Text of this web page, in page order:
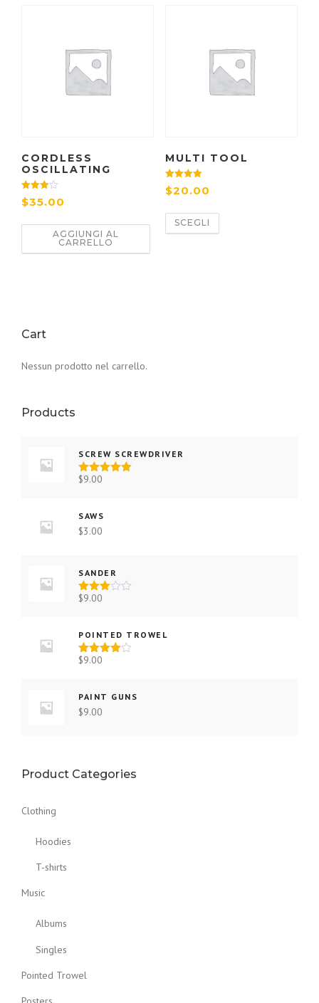
CORDLESS
OSCILLATING
Valutato
4.00
$35.00
AGGIUNGI AL
CARRELLO
MULTI TOOL
Valutato
4.33
$20.00
SCEGLI
Cart
Nessun prodotto nel carrello.
Products
SCREW SCREWDRIVER
Valutato
$9.00
SAWS
$3.00
SANDER
Valutat
$9.00
POINTED TROWEL
Valutato
$9.00
PAINT GUNS
$9.00
Product Categories
Clothing
Hoodies
T-shirts
Music
Albums
Singles
Pointed Trowel